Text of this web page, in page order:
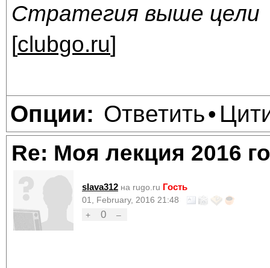
Стратегия выше цели
[clubgo.ru]
Опции: Ответить•
Re: Моя лекция 2016
slava312 на rugo.ru Гость
01, February, 2016 21:48
+
0 –